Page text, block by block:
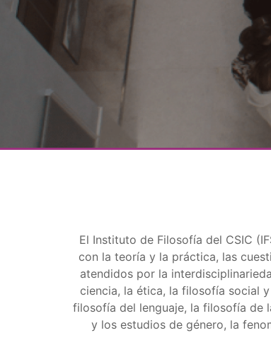
El Instituto de Filosofía del CSIC
con la teoría y la práctica, las
atendidos por la
ciencia, la ética, la filosofía social
filosofía del lenguaje, la filosofía de
y los estudios de género, la